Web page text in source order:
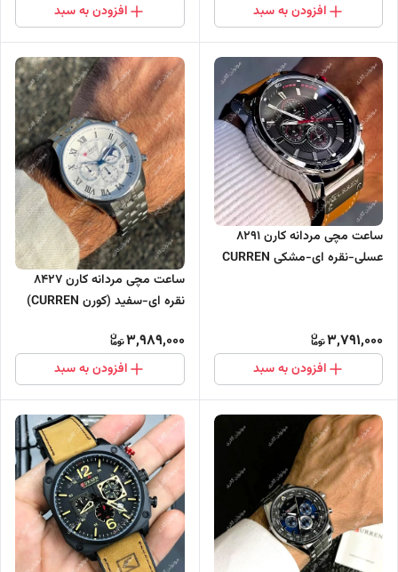
افزودن به سبد افزودن به سبد
ساعت مچی مردانه کارن 8291
عسلی-نقره ای-مشکی CURREN
3,791,000
افزودن به سبد
ساعت مچی مردانه کارن 8427
نقره ای-سفید (کورن CURREN)
3,989,000
افزودن به سبد